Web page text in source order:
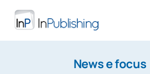
contenuto
Digital Publishing
News e focus